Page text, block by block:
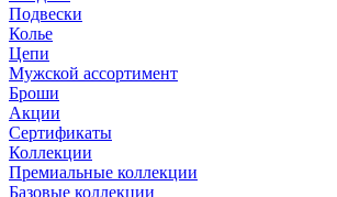
Подвески
Колье
Цепи
Мужской ассортимент
Броши
Акции
Сертификаты
Коллекции
Премиальные коллекции
Базовые коллекции